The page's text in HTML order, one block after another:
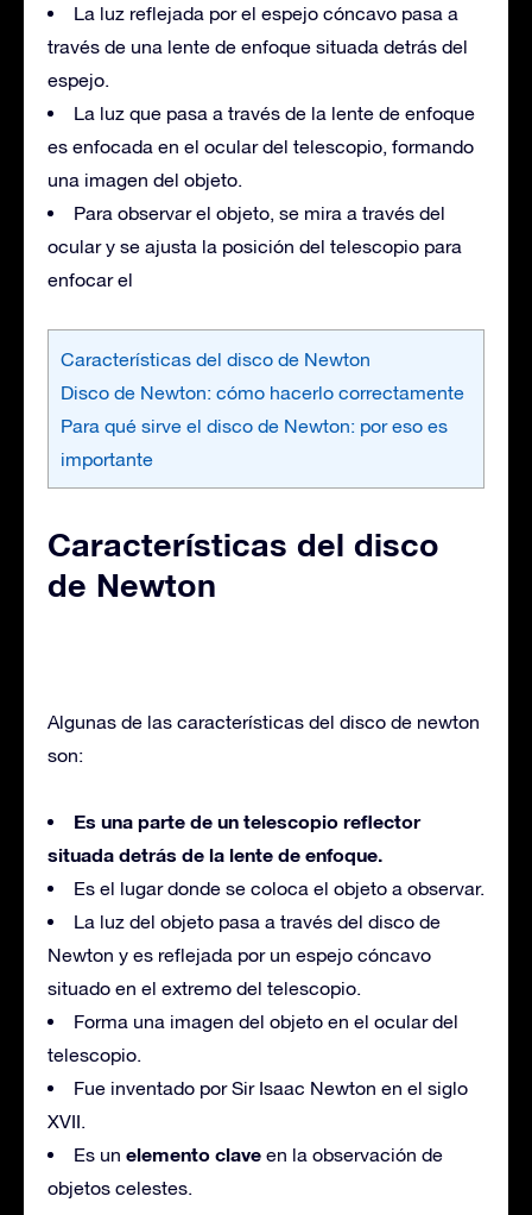
La luz reflejada por el espejo cóncavo pasa a
través de una lente de enfoque situada detrás del
espejo.
La luz que pasa a través de la lente de enfoque
es enfocada en el ocular del telescopio, formando
una imagen del objeto.
Para observar el objeto, se mira a través del
ocular y se ajusta la posición del telescopio para
enfocar el
Características del disco de Newton
Disco de Newton: cómo hacerlo correctamente
Para qué sirve el disco de Newton: por eso es
importante
Características del disco
de Newton
Algunas de las características del disco de newton
son:
Es una parte de un telescopio reflector
situada detrás de la lente de enfoque.
Es el lugar donde se coloca el objeto a observar.
La luz del objeto pasa a través del disco de
Newton y es reflejada por un espejo cóncavo
situado en el extremo del telescopio.
Forma una imagen del objeto en el ocular del
telescopio.
Fue inventado por Sir Isaac Newton en el siglo
XVII.
Es un elemento clave en la observación de
objetos celestes.